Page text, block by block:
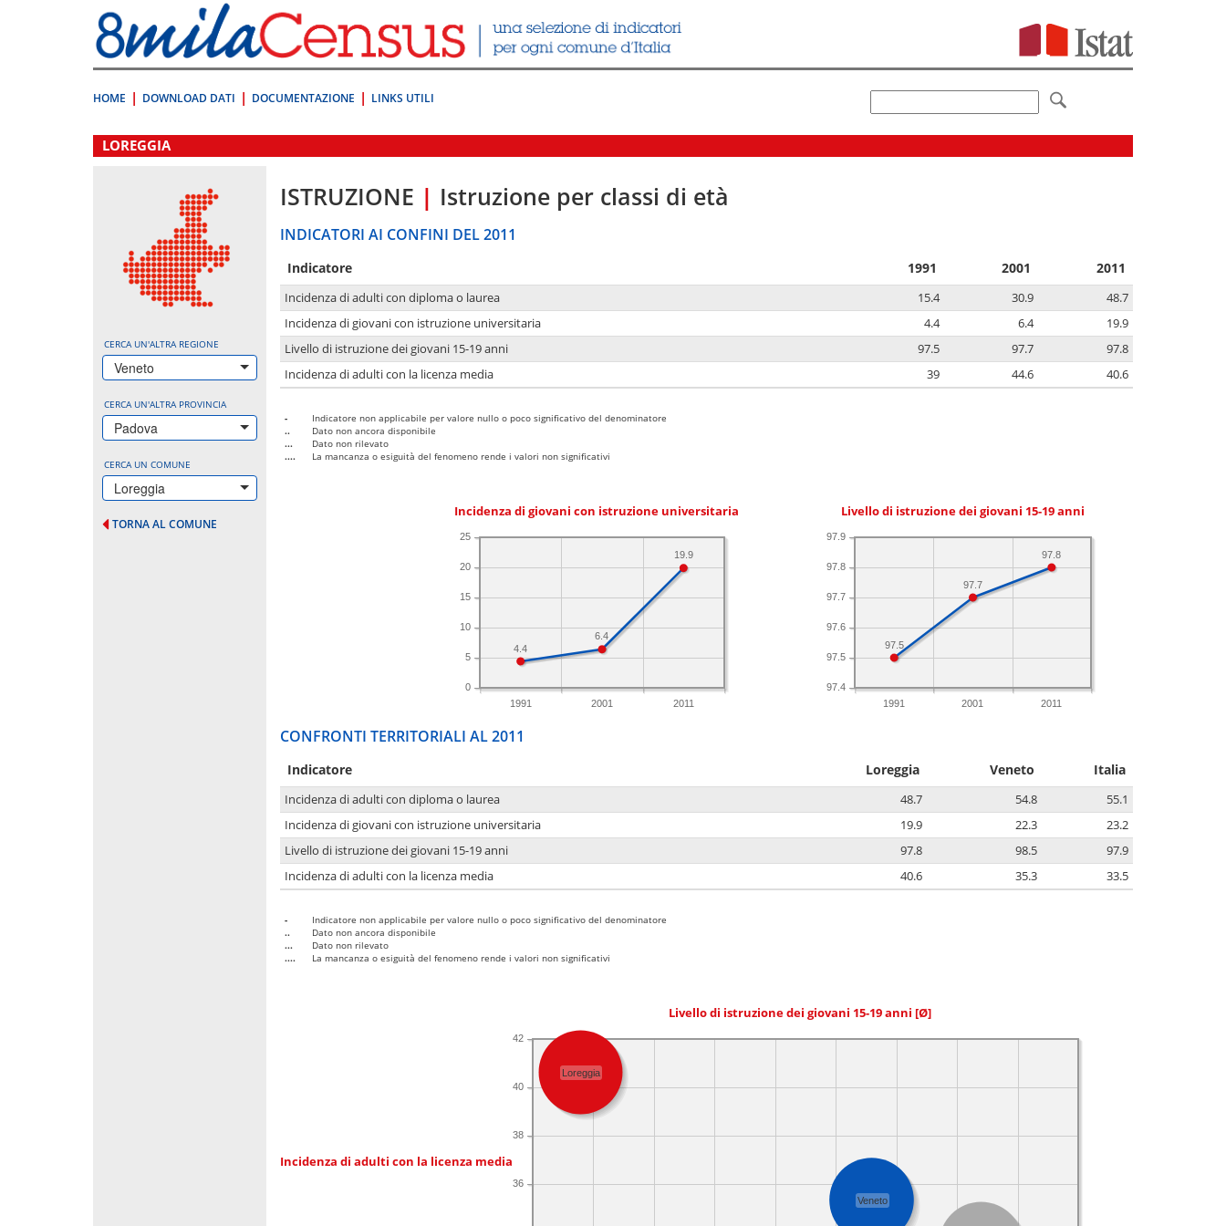
direttamente
a:
Contenuto
HOME DOWNLOAD DATI DOCUMENTAZIONE LINKS UTILI
LOREGGIA
CERCA UN'ALTRA REGIONE
Veneto
CERCA UN'ALTRA PROVINCIA
Padova
CERCA UN COMUNE
Loreggia
TORNA AL COMUNE
ISTRUZIONE | Istruzione per classi di età
INDICATORI AI CONFINI DEL 2011
Indicatore 1991 2001 2011
Incidenza di adulti con diploma o laurea 15.4 30.9
48.7
Incidenza di giovani con istruzione universitaria
4.4 6.4
19.9
Livello di istruzione dei giovani 15-19 anni
97.5 97.7
97.8
Incidenza di adulti con la licenza media
39 44.6 40.6
-
Indicatore non applicabile per valore nullo o poco significativo del denominatore
..
Dato non ancora disponibile
...
Dato non rilevato
....
La mancanza o esiguità del fenomeno rende i valori non significativi
Incidenza di giovani con istruzione universitaria
1991 2001 2011
0
5
10
15
20
25
19.9
6.4
4.4
Livello di istruzione dei giovani 15-19 anni
1991 2001 2011
97.4
97.5
97.6
97.7
97.8
97.9
97.8
97.7
97.5
CONFRONTI TERRITORIALI AL 2011
Indicatore Loreggia Veneto Italia
Incidenza di adulti con diploma o laurea 48.7 54.8
55.1
Incidenza di giovani con istruzione universitaria
19.9 22.3
23.2
Livello di istruzione dei giovani 15-19 anni
97.8 98.5
97.9
Incidenza di adulti con la licenza media
40.6 35.3 33.5
-
Indicatore non applicabile per valore nullo o poco significativo del denominatore
..
Dato non ancora disponibile
...
Dato non rilevato
....
La mancanza o esiguità del fenomeno rende i valori non significativi
Livello di istruzione dei giovani 15-19 anni [Ø]
Incidenza di adulti con la licenza media
36
38
40
42
Veneto
Loreggia